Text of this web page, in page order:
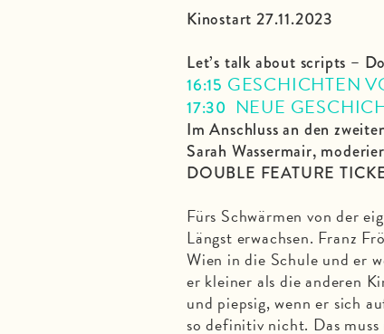
Kinostart 27.11.2023
Let’s talk about scripts –
16:15 GESCHICHTEN
17:30 NEUE
Im Anschluss an den
Sarah Wassermair,
DOUBLE FEATURE
Fürs Schwärmen von der
Längst erwachsen. Franz
Wien in die Schule und er
er kleiner als die anderen
und piepsig, wenn er sich
so definitiv nicht. Das